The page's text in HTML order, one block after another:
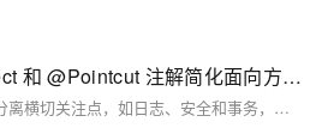
使用 Spring 的 @Aspect 和 @Pointcut 注解简化面向方面的编程 (AOP)
面向方面编程（AOP）通过分离横切关注点，如日志、安全和事务，提升代码模块化与可维护性。Spring 提供了对 AOP 的强大支持，核心注解 `@Aspect` 和 `@Pointcut` 使得定义切面与切入点变得简洁直观。`@Aspect` 标记切面类，集中处理通用逻辑；`@Pointcut` 则通过表达式定义通知的应用位置，提高代码可读性与复用性。二者结合，使开发者能清晰划分业务逻辑与辅助功能，简化维护并提升系统灵活性。Spring AOP 借助代理机制实现运行时织入，与 Spring 容器无缝集成，支持依赖注入与声明式配置，是构建清晰、高内聚应用的理想选择。